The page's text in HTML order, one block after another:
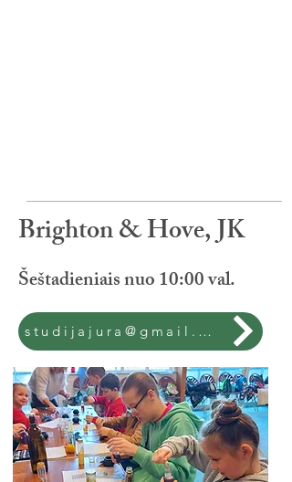
Brighton & Hove, JK
Šeštadieniais nuo 10:00 val.
studijajura@gmail.com